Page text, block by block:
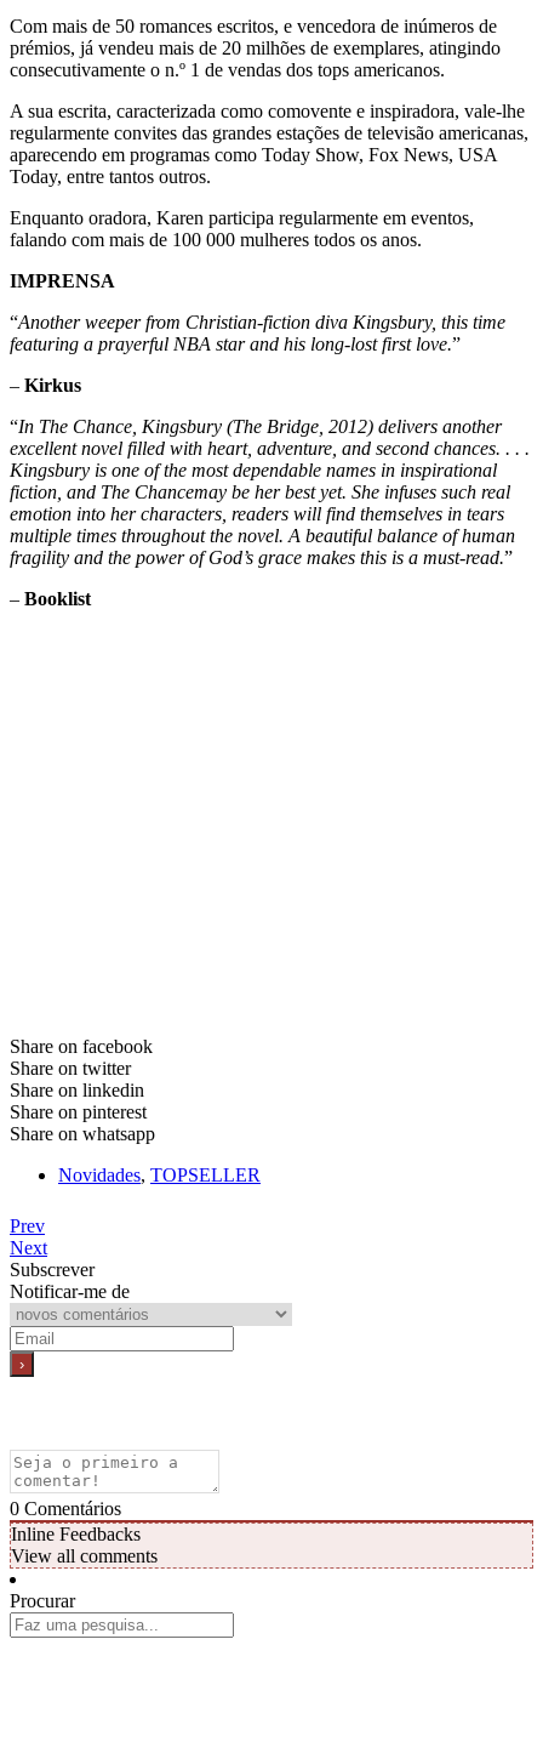
Com mais de 50 romances escritos, e vencedora de inúmeros de
prémios, já vendeu mais de 20 milhões de exemplares, atingindo
consecutivamente o n.º 1 de vendas dos tops americanos.
A sua escrita, caracterizada como comovente e inspiradora, vale-lhe
regularmente convites das grandes estações de televisão americanas,
aparecendo em programas como Today Show, Fox News, USA
Today, entre tantos outros.
Enquanto oradora, Karen participa regularmente em eventos,
falando com mais de 100 000 mulheres todos os anos.
IMPRENSA
“Another weeper from Christian-fiction diva Kingsbury, this time
featuring a prayerful NBA star and his long-lost first love.”
– Kirkus
“In The Chance, Kingsbury (The Bridge, 2012) delivers another
excellent novel filled with heart, adventure, and second chances. . . .
Kingsbury is one of the most dependable names in inspirational
fiction, and The Chancemay be her best yet. She infuses such real
emotion into her characters, readers will find themselves in tears
multiple times throughout the novel. A beautiful balance of human
fragility and the power of God’s grace makes this is a must-read.”
– Booklist
Share on facebook
Share on twitter
Share on linkedin
Share on pinterest
Share on whatsapp
Novidades, TOPSELLER
Prev
Next
Subscrever
Notificar-me de
0 Comentários
Inline Feedbacks
View all comments
Procurar